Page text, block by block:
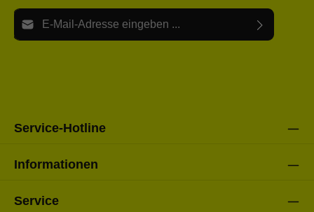
E-Mail-Adresse*
Service-Hotline
Informationen
Service